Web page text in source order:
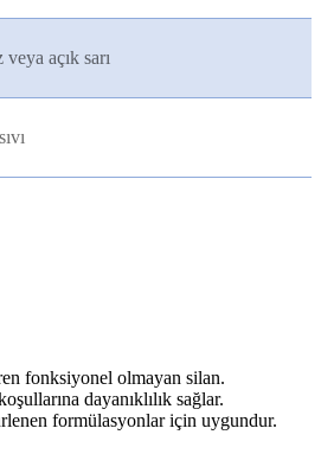
açık sarı
fonksiyonel olmayan silan.
dayanıklılık sağlar.
formülasyonlar için uygundur.